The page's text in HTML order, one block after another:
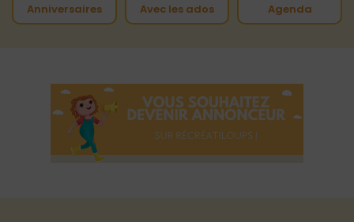
Anniversaires Avec les ados Agenda